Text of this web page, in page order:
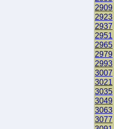
2909
2923
2937
2951
2965
2979
2993
3007
3021
3035
3049
3063
3077